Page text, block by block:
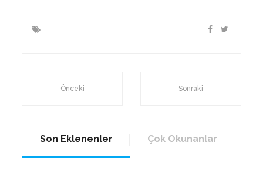
Önceki Sonraki
Son Eklenenler Çok Okunanlar